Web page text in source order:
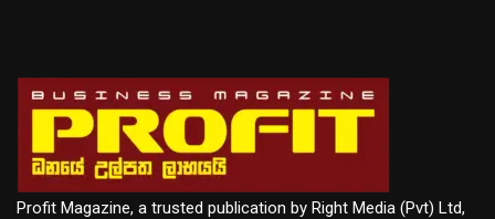
Profit Magazine, a trusted publication by Right Media (Pvt) Ltd,